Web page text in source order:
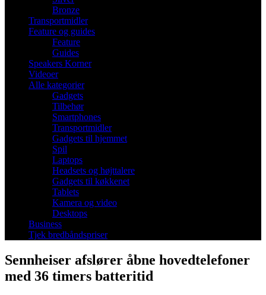
Bronze
Transportmidler
Feature og guides
Feature
Guides
Speakers Korner
Videoer
Alle kategorier
Gadgets
Tilbehør
Smartphones
Transportmidler
Gadgets til hjemmet
Spil
Laptops
Headsets og højttalere
Gadgets til køkkenet
Tablets
Kamera og video
Desktops
Business
Tjek bredbåndspriser
Sennheiser afslører åbne hovedtelefoner
med 36 timers batteritid